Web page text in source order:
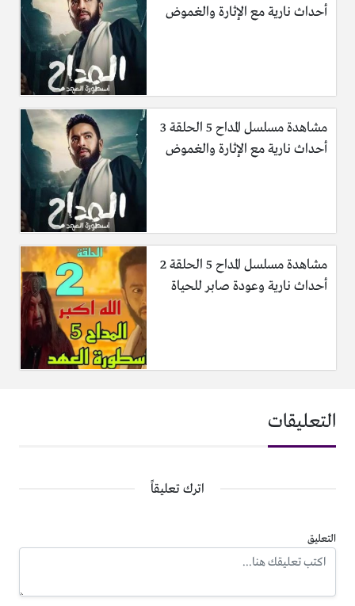
أحداث نارية مع الإثارة والغموض
مشاهدة مسلسل المداح 5 الحلقة 3
أحداث نارية مع الإثارة والغموض
مشاهدة مسلسل المداح 5 الحلقة 2
أحداث نارية وعودة صابر للحياة
التعليقات
اترك تعليقاً
التعليق